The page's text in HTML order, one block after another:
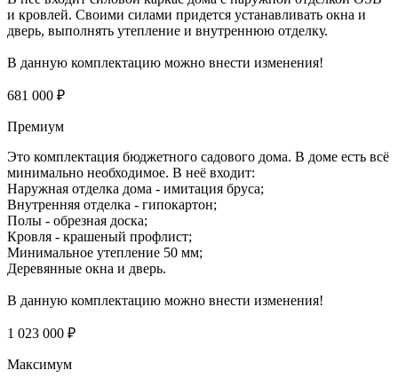
и кровлей. Своими силами придется устанавливать окна и
дверь, выполнять утепление и внутреннюю отделку.
В данную комплектацию можно внести изменения!
681 000 ₽
Премиум
Это комплектация бюджетного садового дома. В доме есть всё
минимально необходимое. В неё входит:
Наружная отделка дома - имитация бруса;
Внутренняя отделка - гипокартон;
Полы - обрезная доска;
Кровля - крашеный профлист;
Минимальное утепление 50 мм;
Деревянные окна и дверь.
В данную комплектацию можно внести изменения!
1 023 000 ₽
Максимум